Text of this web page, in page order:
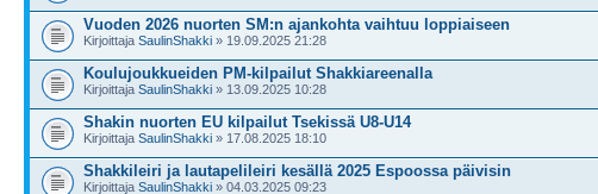
Vuoden 2026 nuorten SM:n ajankohta vaihtuu loppiaiseen
Kirjoittaja SaulinShakki » 19.09.2025 21:28
Koulujoukkueiden PM-kilpailut Shakkiareenalla
Kirjoittaja SaulinShakki » 13.09.2025 10:28
Shakin nuorten EU kilpailut Tsekissä U8-U14
Kirjoittaja SaulinShakki » 17.08.2025 18:10
Shakkileiri ja lautapelileiri kesällä 2025 Espoossa päivisin
Kirjoittaja SaulinShakki » 04.03.2025 09:23